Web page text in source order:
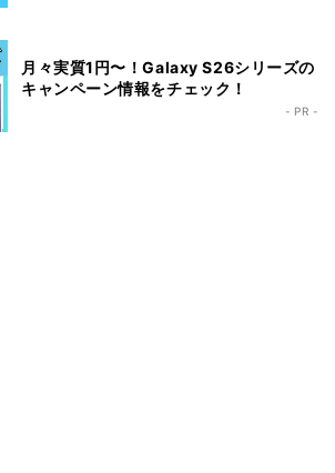
月々実質1円〜！Galaxy S26シリーズの
キャンペーン情報をチェック！
- PR -